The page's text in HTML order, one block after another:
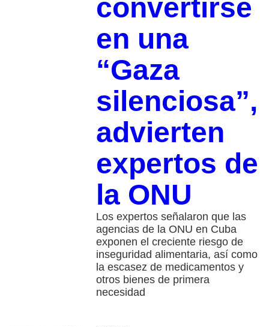
convertirse
en una
“Gaza
silenciosa”,
advierten
expertos de
la ONU
Los expertos señalaron que las
agencias de la ONU en Cuba
exponen el creciente riesgo de
inseguridad alimentaria, así como
la escasez de medicamentos y
otros bienes de primera
necesidad